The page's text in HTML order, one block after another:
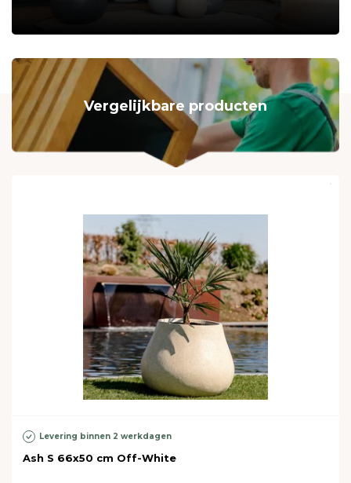
Vergelijkbare producten
Levering binnen 2 werkdagen
Ash S 66x50 cm Off-White